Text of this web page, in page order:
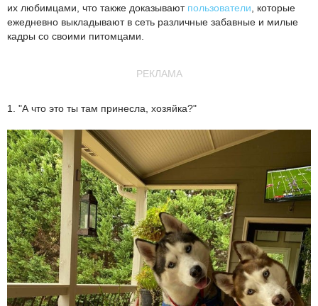
их любимцами, что также доказывают пользователи , которые
ежедневно выкладывают в сеть различные забавные и милые
кадры со своими питомцами.
РЕКЛАМА
1. "А что это ты там принесла, хозяйка?"